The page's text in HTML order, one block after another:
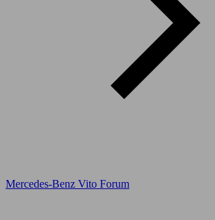
Mercedes-Benz Vito Forum